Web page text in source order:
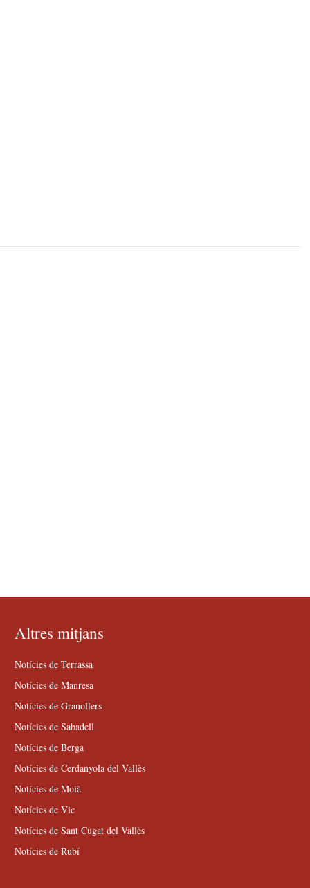
Altres mitjans
Notícies de Terrassa
Notícies de Manresa
Notícies de Granollers
Notícies de Sabadell
Notícies de Berga
Notícies de Cerdanyola del Vallès
Notícies de Moià
Notícies de Vic
Notícies de Sant Cugat del Vallès
Notícies de Rubí